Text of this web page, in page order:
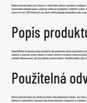
Moderní montované domy jsou k dispozici v široké škále velikostí, uspořádání a
instalovatelné modulární panely a pokročilá svítidla pro instalatérské a elektrické
rozloze více než 2 000 čtverečních stop. Mnoho návrhů podporuje jednopodlažní nebo
Popis
MontážníModerní montované domyje jednoduchý díky podrobnému návodu poskytnutému
elektrický a vodovodní systém, dokončí se interiér a dokončí se instalace venkovních
vyhledali odbornou pomoc, aby byla zajištěna správná instalace. Pravidelná údržba, jako
Použitelná
Moderní montované domy jsou vhodné pro širokou škálu průmyslových odvětví. Jsou
klinikách ve zdravotnictví a dočasném nebo trvalém ubytování v kampusech ve